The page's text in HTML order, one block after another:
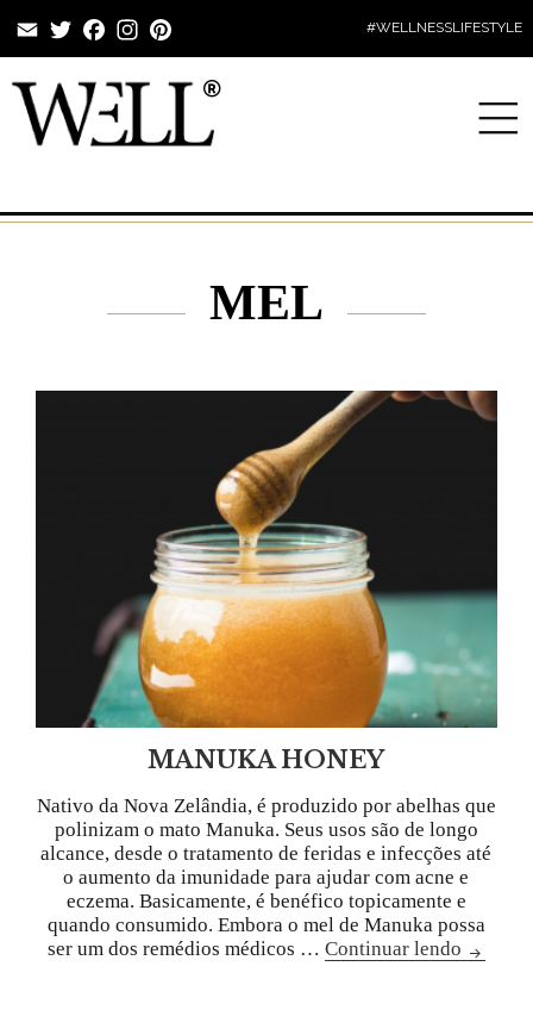
EmailTwitterFacebookInstagram #WELLNESSLIFESTYLE
MEL
MANUKA HONEY
Nativo da Nova Zelândia, é produzido por abelhas que
polinizam o mato Manuka. Seus usos são de longo
alcance, desde o tratamento de feridas e infecções até
o aumento da imunidade para ajudar com acne e
eczema. Basicamente, é benéfico topicamente e
quando consumido. Embora o mel de Manuka possa
ser um dos remédios médicos … Continuar lendo